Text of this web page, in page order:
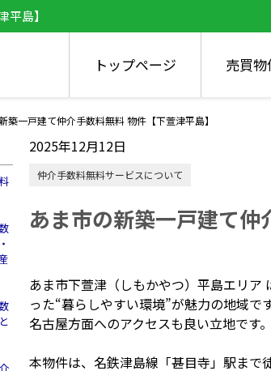
島】
トップページ 売買物
築一戸建て仲介手数料無料 物件【下萱津平島】
2025年12月12日
仲介手数料無料サービスについて
あま市の新築一戸建て仲
あま市下萱津（しもかやつ）平島エリア
った“暮らしやすい環境”が魅力の地域です
名古屋方面へのアクセスも良い立地です。
本物件は、名鉄津島線「甚目寺」駅まで